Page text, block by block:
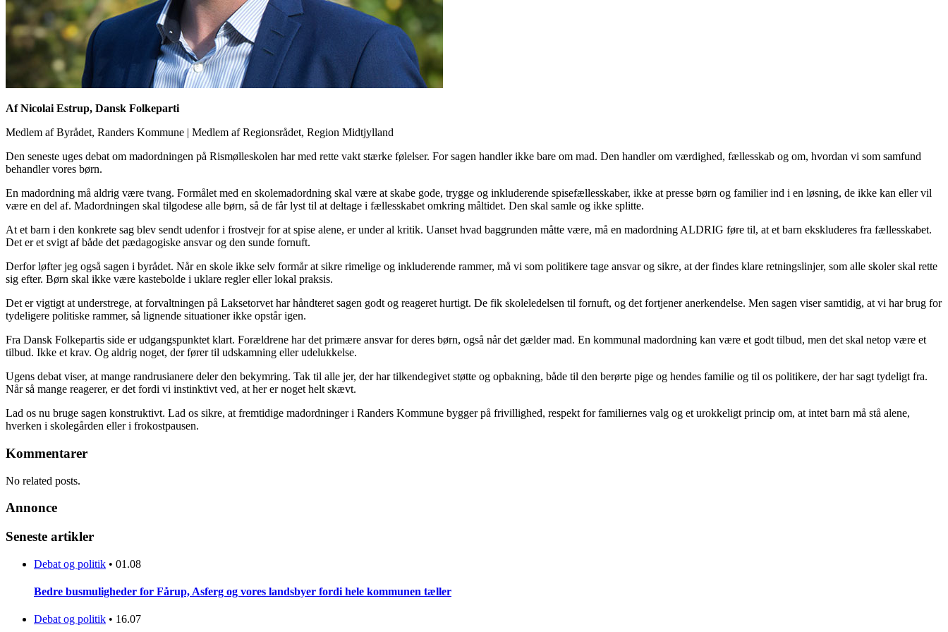
Af Nicolai Estrup, Dansk Folkeparti
Medlem af Byrådet, Randers Kommune | Medlem af Regionsrådet, Region Midtjylland
Den seneste uges debat om madordningen på Rismølleskolen har med rette vakt stærke følelser. For sagen handler ikke bare om mad. Den handler om værdighed, fællesskab og om, hvordan vi som samfund
behandler vores børn.
En madordning må aldrig være tvang. Formålet med en skolemadordning skal være at skabe gode, trygge og inkluderende spisefællesskaber, ikke at presse børn og familier ind i en løsning, de ikke kan eller vil
være en del af. Madordningen skal tilgodese alle børn, så de får lyst til at deltage i fællesskabet omkring måltidet. Den skal samle og ikke splitte.
At et barn i den konkrete sag blev sendt udenfor i frostvejr for at spise alene, er under al kritik. Uanset hvad baggrunden måtte være, må en madordning ALDRIG føre til, at et barn ekskluderes fra fællesskabet.
Det er et svigt af både det pædagogiske ansvar og den sunde fornuft.
Derfor løfter jeg også sagen i byrådet. Når en skole ikke selv formår at sikre rimelige og inkluderende rammer, må vi som politikere tage ansvar og sikre, at der findes klare retningslinjer, som alle skoler skal rette
sig efter. Børn skal ikke være kastebolde i uklare regler eller lokal praksis.
Det er vigtigt at understrege, at forvaltningen på Laksetorvet har håndteret sagen godt og reageret hurtigt. De fik skoleledelsen til fornuft, og det fortjener anerkendelse. Men sagen viser samtidig, at vi har brug for
tydeligere politiske rammer, så lignende situationer ikke opstår igen.
Fra Dansk Folkepartis side er udgangspunktet klart. Forældrene har det primære ansvar for deres børn, også når det gælder mad. En kommunal madordning kan være et godt tilbud, men det skal netop være et
tilbud. Ikke et krav. Og aldrig noget, der fører til udskamning eller udelukkelse.
Ugens debat viser, at mange randrusianere deler den bekymring. Tak til alle jer, der har tilkendegivet støtte og opbakning, både til den berørte pige og hendes familie og til os politikere, der har sagt tydeligt fra.
Når så mange reagerer, er det fordi vi instinktivt ved, at her er noget helt skævt.
Lad os nu bruge sagen konstruktivt. Lad os sikre, at fremtidige madordninger i Randers Kommune bygger på frivillighed, respekt for familiernes valg og et urokkeligt princip om, at intet barn må stå alene,
hverken i skolegården eller i frokostpausen.
Kommentarer
No related posts.
Annonce
Seneste artikler
Debat og politik • 01.08
Bedre busmuligheder for Fårup, Asferg og vores landsbyer fordi hele kommunen tæller
Debat og politik • 16.07